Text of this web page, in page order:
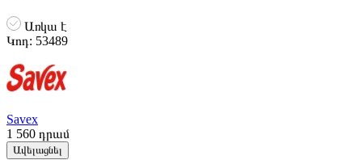
Առկա է
Կոդ: 53489
Savex
1 560 դրամ
Ավելացնել